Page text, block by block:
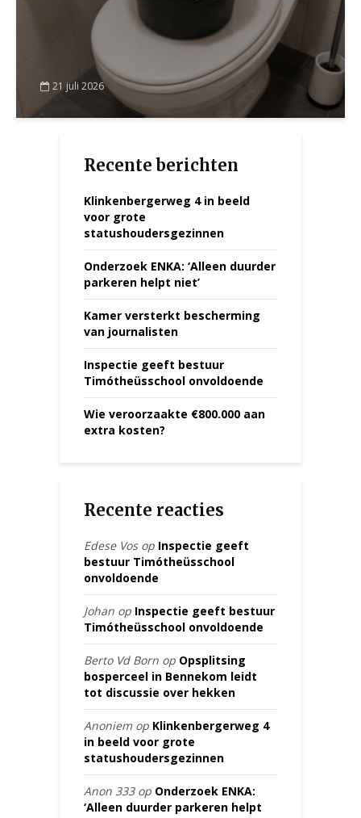
21 juli 2026
Recente berichten
Klinkenbergerweg 4 in beeld
voor grote
statushoudersgezinnen
Onderzoek ENKA: ‘Alleen duurder
parkeren helpt niet’
Kamer versterkt bescherming
van journalisten
Inspectie geeft bestuur
Timótheüsschool onvoldoende
Wie veroorzaakte €800.000 aan
extra kosten?
Recente reacties
Edese Vosop Inspectie geeft
bestuur Timótheüsschool
onvoldoende
Johan op Inspectie geeft bestuur
Timótheüsschool onvoldoende
Berto Vd Born op Opsplitsing
bosperceel in Bennekom leidt
tot discussie over hekken
Anoniem op Klinkenbergerweg 4
in beeld voor grote
statushoudersgezinnen
Anon 333op Onderzoek ENKA:
‘Alleen duurder parkeren helpt